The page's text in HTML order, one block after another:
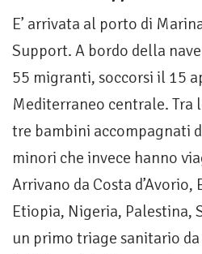
E’ arrivata al porto di
Support. A bordo della
55 migranti, soccorsi il 15
Mediterraneo centrale. Tra
tre bambini accompagnati
minori che invece hanno
Arrivano da Costa
Etiopia, Nigeria, Palestina,
un primo triage sanitario